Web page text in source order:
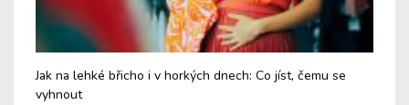
Jak na lehké břicho i v horkých dnech: Co jíst, čemu se
vyhnout